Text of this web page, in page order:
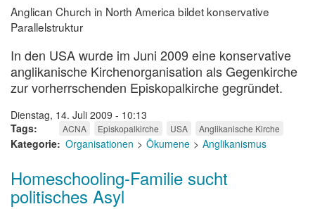
Anglican Church in North America bildet konservative
Parallelstruktur
In den USA wurde im Juni 2009 eine konservative
anglikanische Kirchenorganisation als Gegenkirche
zur vorherrschenden Episkopalkirche gegründet.
Dienstag, 14. Juli 2009 - 10:13
Tags
ACNA Episkopalkirche USA Anglikanische Kirche
Kategorie Organisationen Ökumene Anglikanismus
Homeschooling-Familie sucht
politisches Asyl